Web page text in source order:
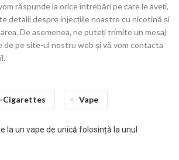
răspunde la orice întrebări pe care le aveți,
detalii despre injecțiile noastre cu nicotină și
De asemenea, ne puteți trimite un mesaj
de pe site-ul nostru web și vă vom contacta
Cigarettes
Vape
la un vape de unică folosință la unul